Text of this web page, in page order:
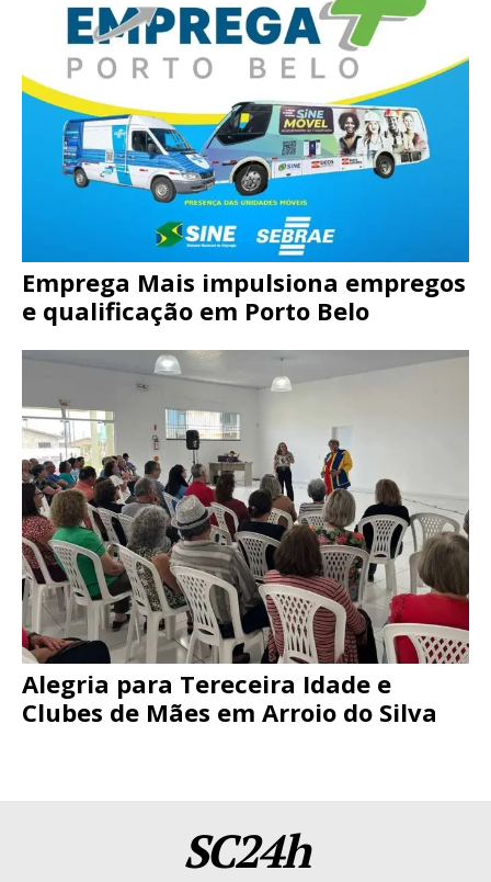
Emprega Mais impulsiona empregos
e qualificação em Porto Belo
Alegria para Tereceira Idade e
Clubes de Mães em Arroio do Silva
SC24h